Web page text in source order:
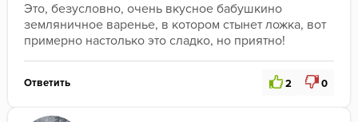
Это, безусловно, очень вкусное бабушкино
земляничное варенье, в котором стынет ложка, вот
примерно настолько это сладко, но приятно!
Ответить 2 0